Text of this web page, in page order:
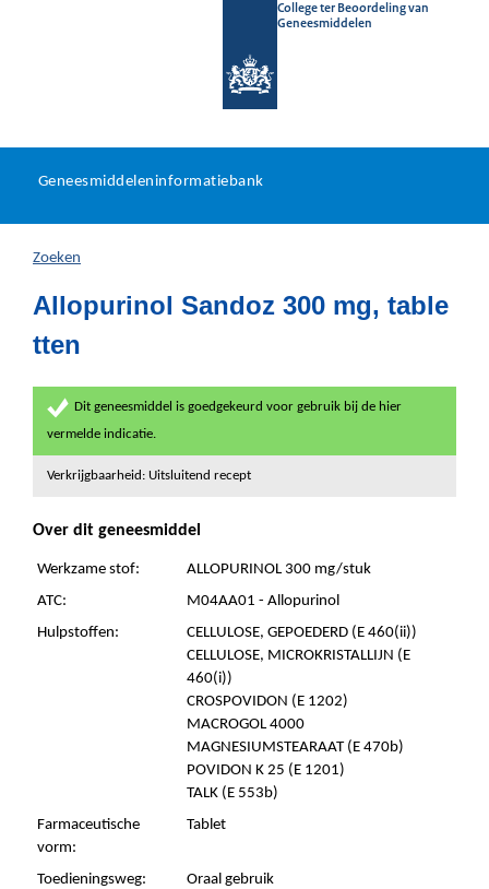
College ter Beoordeling van
Geneesmiddelen
U
hier:
Geneesmiddeleninformatiebank
Zoeken
Allopurinol Sandoz 300 mg, table
tten
Dit geneesmiddel is goedgekeurd voor gebruik bij de hier
vermelde indicatie.
Verkrijgbaarheid: Uitsluitend recept
Over dit geneesmiddel
Werkzame stof:
ALLOPURINOL 300 mg/stuk
ATC:
M04AA01 - Allopurinol
Hulpstoffen:
CELLULOSE, GEPOEDERD (E 460(ii))
CELLULOSE, MICROKRISTALLIJN (E
460(i))
CROSPOVIDON (E 1202)
MACROGOL 4000
MAGNESIUMSTEARAAT (E 470b)
POVIDON K 25 (E 1201)
TALK (E 553b)
Farmaceutische
vorm:
Tablet
Toedieningsweg: Oraal gebruik